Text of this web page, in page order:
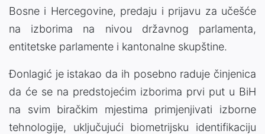
Bosne i Hercegovine, predaju i prijavu za učešće
na izborima na nivou državnog parlamenta,
entitetske parlamente i kantonalne skupštine.
Đonlagić je istakao da ih posebno raduje činjenica
da će se na predstojećim izborima prvi put u BiH
na svim biračkim mjestima primjenjivati izborne
tehnologije, uključujući biometrijsku identifikaciju